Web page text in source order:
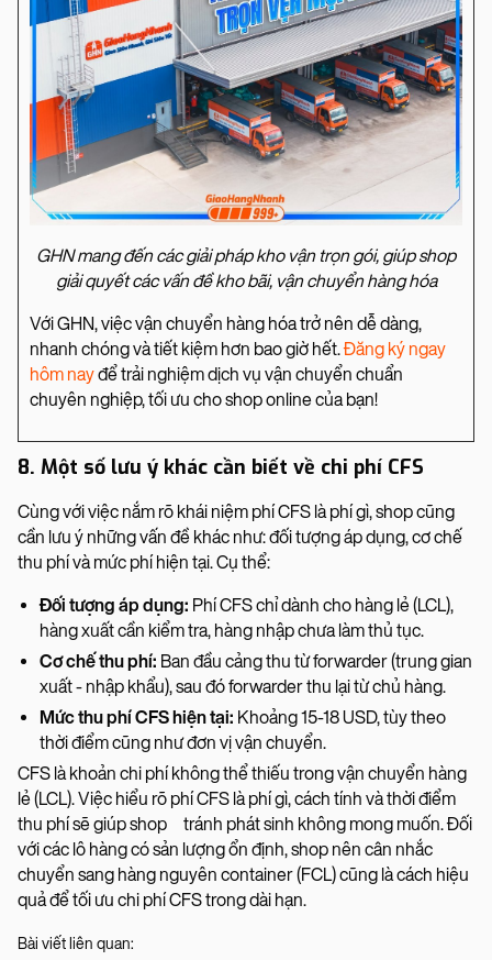
GHN mang đến các giải pháp kho vận trọn gói, giúp shop
giải quyết các vấn đề kho bãi, vận chuyển hàng hóa
Với GHN, việc vận chuyển hàng hóa trở nên dễ dàng,
nhanh chóng và tiết kiệm hơn bao giờ hết.Đăng ký ngay
hôm nayđể trải nghiệm dịch vụ vận chuyển chuẩn
chuyên nghiệp, tối ưu cho shop online của bạn!
8. Một số lưu ý khác cần biết về chi phí CFS
Cùng với việc nắm rõ khái niệm phí CFS là phí gì, shop cũng
cần lưu ý những vấn đề khác như: đối tượng áp dụng, cơ chế
thu phí và mức phí hiện tại. Cụ thể:
Đối tượng áp dụng: Phí CFS chỉ dành cho hàng lẻ (LCL),
hàng xuất cần kiểm tra, hàng nhập chưa làm thủ tục.
Cơ chế thu phí: Ban đầu cảng thu từ forwarder (trung gian
xuất - nhập khẩu), sau đó forwarder thu lại từ chủ hàng.
Mức thu phí CFS hiện tại: Khoảng 15-18 USD, tùy theo
thời điểm cũng như đơn vị vận chuyển.
CFS là khoản chi phí không thể thiếu trong vận chuyển hàng
lẻ (LCL). Việc hiểu rõ phí CFS là phí gì, cách tính và thời điểm
thu phí sẽ giúp shop tránh phát sinh không mong muốn. Đối
với các lô hàng có sản lượng ổn định, shop nên cân nhắc
chuyển sang hàng nguyên container (FCL) cũng là cách hiệu
quả để tối ưu chi phí CFS trong dài hạn.
Bài viết liên quan: